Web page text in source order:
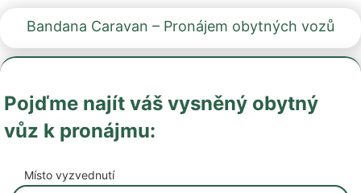
Bandana Caravan – Pronájem obytných vozů
Pojďme najít váš vysněný obytný
vůz k pronájmu:
Místo vyzvednutí